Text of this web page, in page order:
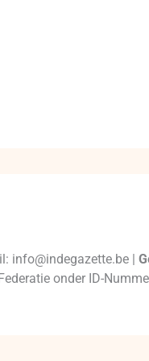
info@indegazette.be |
onder ID-